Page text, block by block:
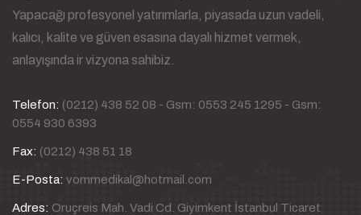
Yapacağı profesyonel yatırımlarla, piyasada uzun vadeli,
kalıcı, kalite ve güven esasına dayalı hizmet vermek,
anlayışında ir vizyona sahibiz.
Telefon: (0212) 438 52 08 - Gsm: 0553 245 1295 - Gsm:
0554 930 6393
Fax: (0212) 438 51 18
E-Posta: vommedikal@hotmail.com
Adres: Oruçreis Mah. Vadi Cd. Giyimkent İstanbul Ticaret